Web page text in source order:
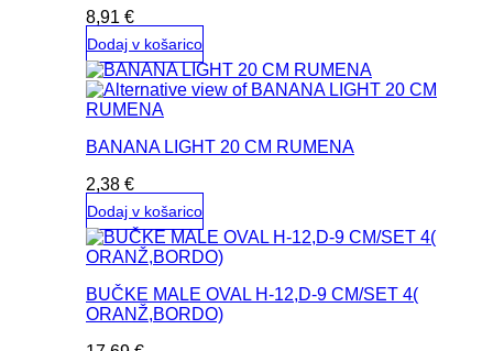
8,91 €
Dodaj v košarico
BANANA LIGHT 20 CM RUMENA
2,38 €
Dodaj v košarico
BUČKE MALE OVAL H-12,D-9 CM/SET 4(
ORANŽ,BORDO)